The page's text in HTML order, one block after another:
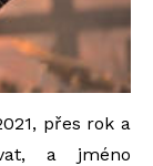
přes rok a
a jméno